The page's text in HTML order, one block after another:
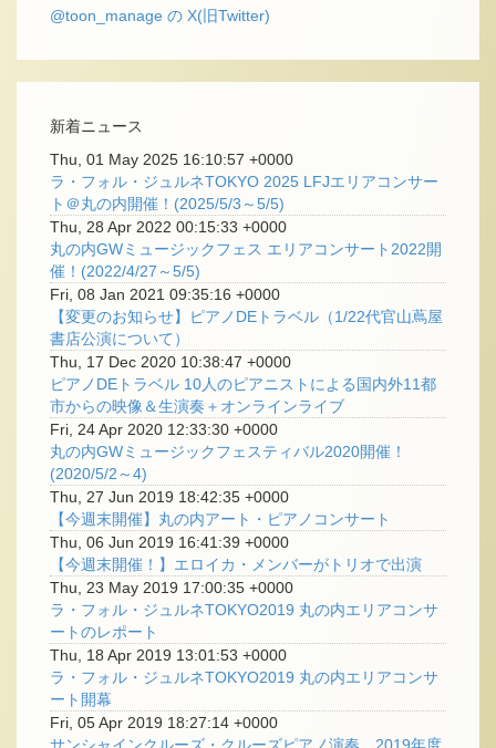
@toon_manage の X(旧Twitter)
新着ニュース
Thu, 01 May 2025 16:10:57 +0000
ラ・フォル・ジュルネTOKYO 2025 LFJエリアコンサー
ト＠丸の内開催！(2025/5/3～5/5)
Thu, 28 Apr 2022 00:15:33 +0000
丸の内GWミュージックフェス エリアコンサート2022開
催！(2022/4/27～5/5)
Fri, 08 Jan 2021 09:35:16 +0000
【変更のお知らせ】ピアノDEトラベル（1/22代官山蔦屋
書店公演について）
Thu, 17 Dec 2020 10:38:47 +0000
ピアノDEトラベル 10人のピアニストによる国内外11都
市からの映像＆生演奏＋オンラインライブ
Fri, 24 Apr 2020 12:33:30 +0000
丸の内GWミュージックフェスティバル2020開催！
(2020/5/2～4)
Thu, 27 Jun 2019 18:42:35 +0000
【今週末開催】丸の内アート・ピアノコンサート
Thu, 06 Jun 2019 16:41:39 +0000
【今週末開催！】エロイカ・メンバーがトリオで出演
Thu, 23 May 2019 17:00:35 +0000
ラ・フォル・ジュルネTOKYO2019 丸の内エリアコンサ
ートのレポート
Thu, 18 Apr 2019 13:01:53 +0000
ラ・フォル・ジュルネTOKYO2019 丸の内エリアコンサ
ート開幕
Fri, 05 Apr 2019 18:27:14 +0000